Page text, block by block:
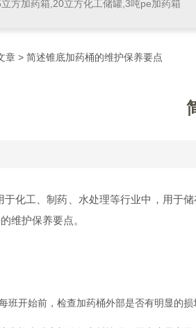
方加药箱,20立方化工储罐,3吨pe加药箱
章 > 简述锥底加药桶的维护保养要点
工、制药、水处理等行业中，用于储
维护保养要点。
开始前，检查加药桶外部是否有明显的损